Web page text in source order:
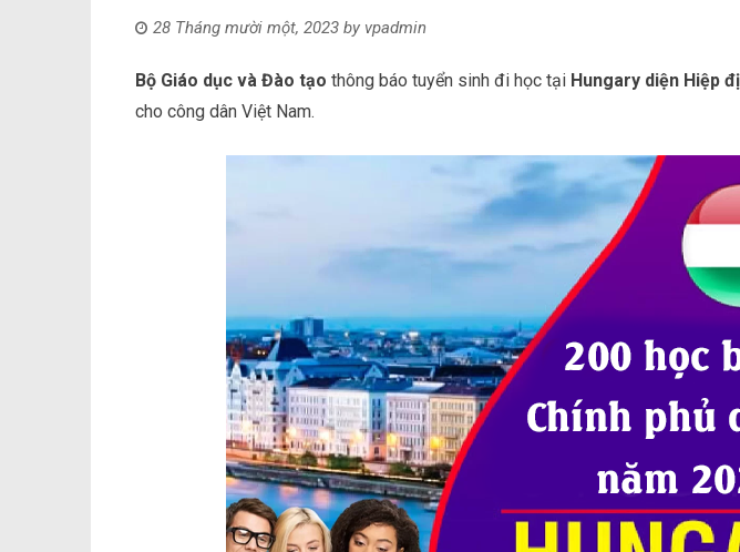
28 Tháng mười một, 2023 by vpadmin
Bộ Giáo dục và Đào tạo thông báo tuyển sinh đi học tại Hungary diện Hiệp
cho công dân Việt Nam.